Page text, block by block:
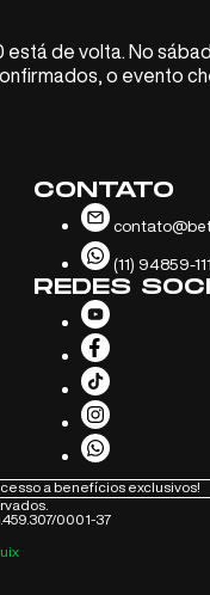
de volta. No
o evento
CONTATO
(11) 94859-
REDES
a benefícios exclusivos!
0001-37